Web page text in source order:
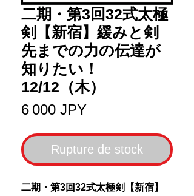
二期・第3回32式太極
剣【新宿】緩みと剣
先までの力の伝達が
知りたい！
12/12（木）
6 000 JPYPrix
Rupture de stock
二期・第3回32式太極剣【新宿】